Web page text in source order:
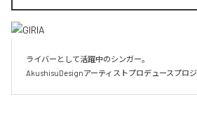
ライバーとして活躍中のシンガー。
AkushisuDesignアーティストプロデュースプロジ